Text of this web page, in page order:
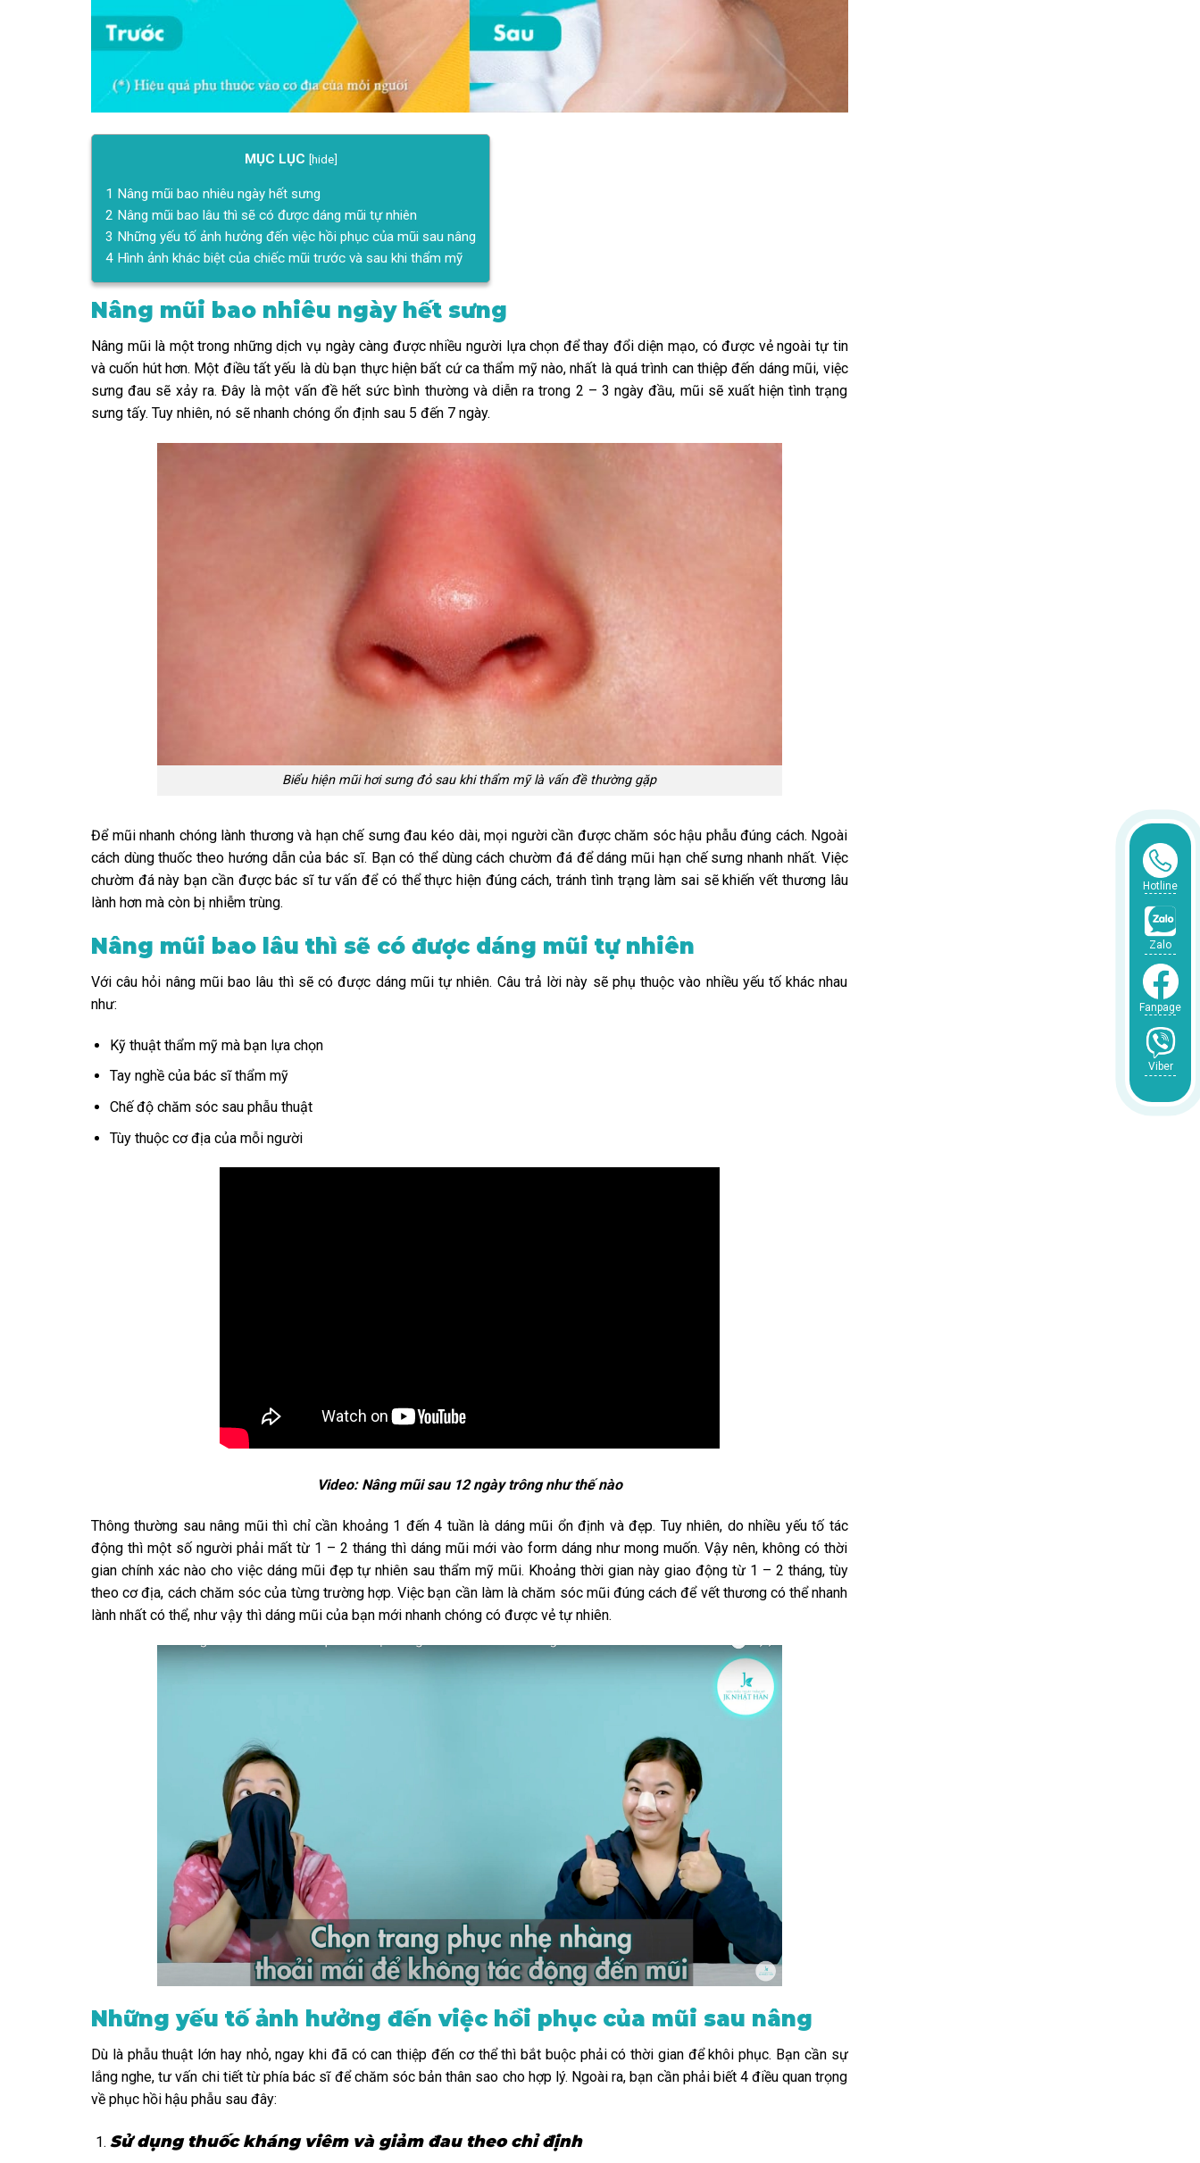
MỤC LỤC [hide]
1 Nâng mũi bao nhiêu ngày hết sưng
2 Nâng mũi bao lâu thì sẽ có được dáng mũi tự nhiên
3 Những yếu tố ảnh hưởng đến việc hồi phục của mũi sau nâng
4 Hình ảnh khác biệt của chiếc mũi trước và sau khi thẩm mỹ
Nâng mũi bao nhiêu ngày hết sưng
Nâng mũi là một trong những dịch vụ ngày càng được nhiều người lựa chọn để thay đổi diện mạo, có được vẻ ngoài tự tin
và cuốn hút hơn. Một điều tất yếu là dù bạn thực hiện bất cứ ca thẩm mỹ nào, nhất là quá trình can thiệp đến dáng mũi, việc
sưng đau sẽ xảy ra. Đây là một vấn đề hết sức bình thường và diễn ra trong 2 – 3 ngày đầu, mũi sẽ xuất hiện tình trạng
sưng tấy. Tuy nhiên, nó sẽ nhanh chóng ổn định sau 5 đến 7 ngày.
Biểu hiện mũi hơi sưng đỏ sau khi thẩm mỹ là vấn đề thường gặp
Để mũi nhanh chóng lành thương và hạn chế sưng đau kéo dài, mọi người cần được chăm sóc hậu phẫu đúng cách. Ngoài
cách dùng thuốc theo hướng dẫn của bác sĩ. Bạn có thể dùng cách chườm đá để dáng mũi hạn chế sưng nhanh nhất. Việc
chườm đá này bạn cần được bác sĩ tư vấn để có thể thực hiện đúng cách, tránh tình trạng làm sai sẽ khiến vết thương lâu
lành hơn mà còn bị nhiễm trùng.
Nâng mũi bao lâu thì sẽ có được dáng mũi tự nhiên
Với câu hỏi nâng mũi bao lâu thì sẽ có được dáng mũi tự nhiên. Câu trả lời này sẽ phụ thuộc vào nhiều yếu tố khác nhau
như:
Kỹ thuật thẩm mỹ mà bạn lựa chọn
Tay nghề của bác sĩ thẩm mỹ
Chế độ chăm sóc sau phẫu thuật
Tùy thuộc cơ địa của mỗi người
Video: Nâng mũi sau 12 ngày trông như thế nào
Thông thường sau nâng mũi thì chỉ cần khoảng 1 đến 4 tuần là dáng mũi ổn định và đẹp. Tuy nhiên, do nhiều yếu tố tác
động thì một số người phải mất từ 1 – 2 tháng thì dáng mũi mới vào form dáng như mong muốn. Vậy nên, không có thời
gian chính xác nào cho việc dáng mũi đẹp tự nhiên sau thẩm mỹ mũi. Khoảng thời gian này giao động từ 1 – 2 tháng, tùy
theo cơ địa, cách chăm sóc của từng trường hợp. Việc bạn cần làm là chăm sóc mũi đúng cách để vết thương có thể nhanh
lành nhất có thể, như vậy thì dáng mũi của bạn mới nhanh chóng có được vẻ tự nhiên.
Những yếu tố ảnh hưởng đến việc hồi phục của mũi sau nâng
Dù là phẫu thuật lớn hay nhỏ, ngay khi đã có can thiệp đến cơ thể thì bắt buộc phải có thời gian để khôi phục. Bạn cần sự
lắng nghe, tư vấn chi tiết từ phía bác sĩ để chăm sóc bản thân sao cho hợp lý. Ngoài ra, bạn cần phải biết 4 điều quan trọng
về phục hồi hậu phẫu sau đây:
Sử dụng thuốc kháng viêm và giảm đau theo chỉ định
Hotline
Zalo
Fanpage
Viber